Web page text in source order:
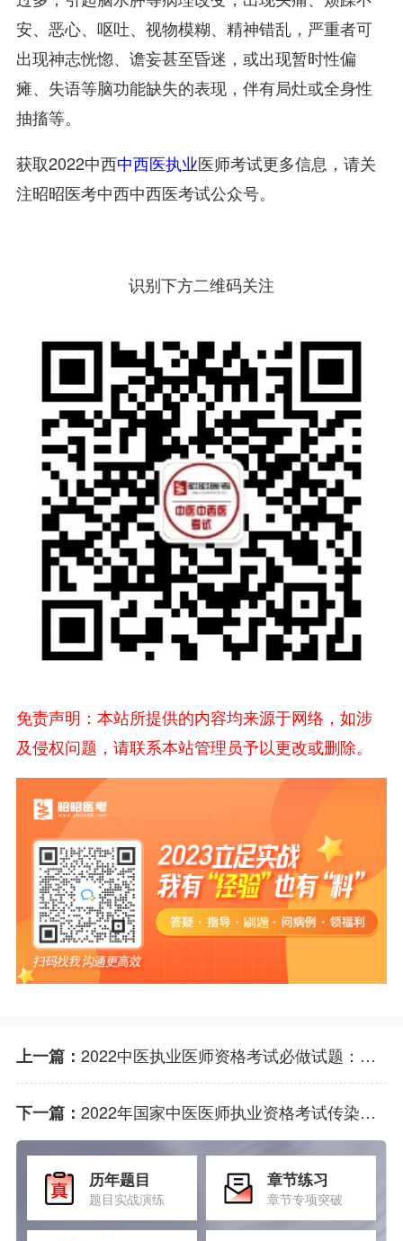
安、恶心、呕吐、视物模糊、精神错乱，严重者可
出现神志恍惚、谵妄甚至昏迷，或出现暂时性偏
瘫、失语等脑功能缺失的表现，伴有局灶或全身性
抽搐等。
获取2022中西中西医执业医师考试更多信息，请关
注昭昭医考中西中西医考试公众号。
识别下方二维码关注
免责声明：本站所提供的内容均来源于网络，如涉
及侵权问题，请联系本站管理员予以更改或删除。
上一篇： 2022中医执业医师资格考试必做试题：内科学模拟考试题
下一篇： 2022年国家中医医师执业资格考试传染病学考点：感染与免疫
历年题目
题目实战演练
章节练习
章节专项突破